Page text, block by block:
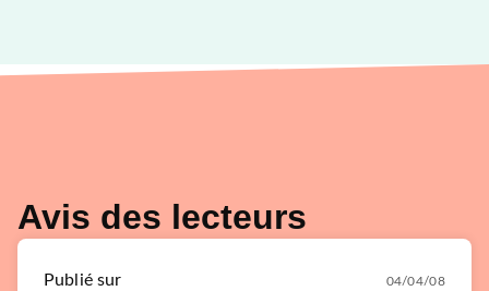
Avis des lecteurs
Publié sur 04/04/08